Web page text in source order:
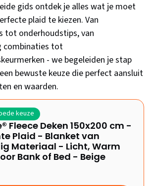
gids ontdek je alles wat je moet
plaid te kiezen. Van
tot onderhoudstips, van
combinaties tot
- we begeleiden je stap
bewuste keuze die perfect aansluit
en waarden.
keuze
Fleece Deken 150x200 cm -
Plaid - Blanket van
Materiaal - Licht, Warm
Bank of Bed - Beige